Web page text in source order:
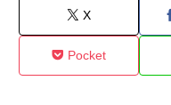
X
Pocket